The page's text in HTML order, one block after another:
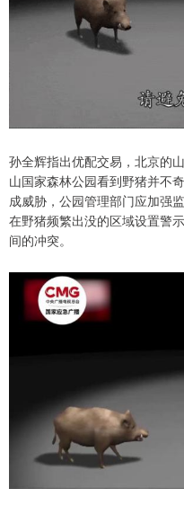
孙全辉指出优配交易，北京的
山国家森林公园看到野猪并不
成威胁，公园管理部门应加强
在野猪频繁出没的区域设置警
间的冲突。